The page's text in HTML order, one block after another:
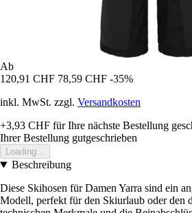
Ab
120,91 CHF 78,59 CHF -35%
inkl. MwSt. zzgl. Versandkosten
+3,93 CHF für Ihre nächste Bestellung
Ihrer Bestellung gutgeschrieben
Loading...
Beschreibung
Diese Skihosen für Damen Yarra sind ein
Modell, perfekt für den Skiurlaub oder den